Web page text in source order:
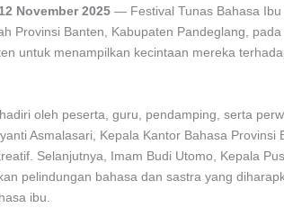
November 2025 — Festival Tunas Bahasa Ibu
Provinsi Banten, Kabupaten Pandeglang,
untuk menampilkan kecintaan mereka
oleh peserta, guru, pendamping, serta
Asmalasari, Kepala Kantor Bahasa
Selanjutnya, Imam Budi Utomo, Kepala
pelindungan bahasa dan sastra yang
ibu.